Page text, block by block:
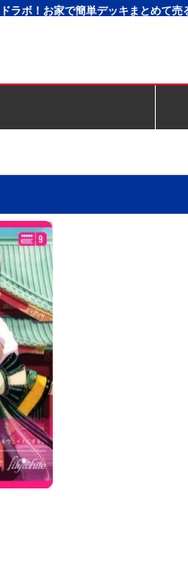
ボ！お家で簡単デッキまとめて売